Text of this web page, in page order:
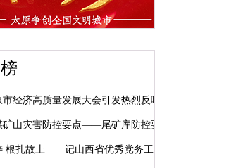
经济高质量发展大会引发热烈反响
矿山灾害防控要点——尾矿库防控要点
根扎故土——记山西省优秀党务工作...